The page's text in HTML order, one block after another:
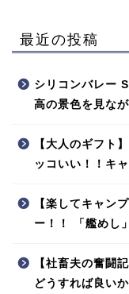
最近の投稿
シリコンバレー
高の景色を見な
【大人のギフト
ッコいい！！キ
【楽してキャン
ー！！ 「艦めし
【社畜夫の奮闘
どうすれば良い